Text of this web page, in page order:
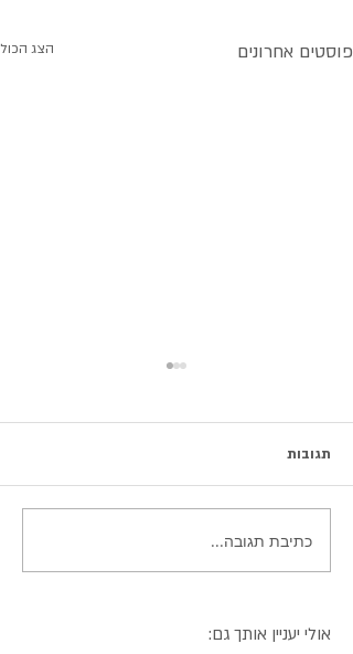
פוסטים אחרונים הצג הכול
תגובות
כתיבת תגובה...
אולי יעניין אותך גם: